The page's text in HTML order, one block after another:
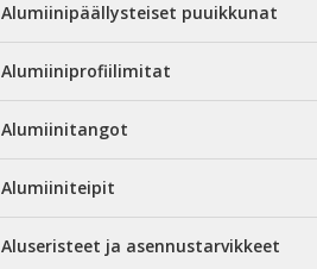
Alumiinipäällysteiset puuikkunat
Alumiiniprofiilimitat
Alumiinitangot
Alumiiniteipit
Aluseristeet ja asennustarvikkeet